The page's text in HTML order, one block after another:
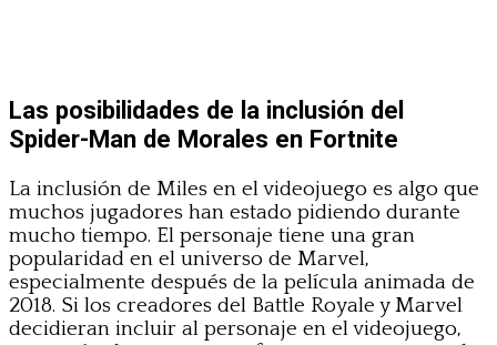
Las posibilidades de la inclusión del
Spider-Man de Morales en Fortnite
La inclusión de Miles en el videojuego es algo que
muchos jugadores han estado pidiendo durante
mucho tiempo. El personaje tiene una gran
popularidad en el universo de Marvel,
especialmente después de la película animada de
2018. Si los creadores del Battle Royale y Marvel
decidieran incluir al personaje en el videojuego,